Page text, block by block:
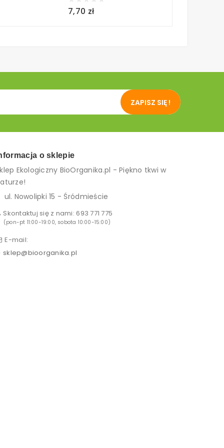
7,70 zł
ZAPISZ SIĘ !
o sklepie
Ekologiczny BioOrganika.pl - Piękno tkwi w
ul. Nowolipki 15 - Śródmieście
Skontaktuj się z nami:693 771 775
(pon-pt 11:00-19:00, sobota 10:00-15:00)
E-mail:
sklep@bioorganika.pl